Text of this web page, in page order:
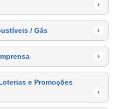
›
/ Gás ›
›
e Promoções
›